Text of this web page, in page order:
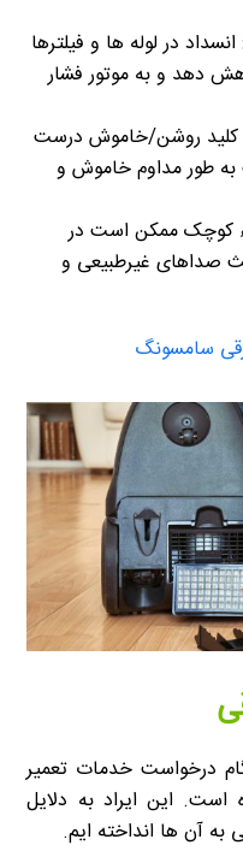
انسداد در لوله ها و فیلترها
دهد و به موتور فشار
کلید روشن/خاموش درست
به طور مداوم خاموش و
کوچک ممکن است در
صداهای غیرطبیعی و
سامسونگ
درخواست خدمات تعمیر
است. این ایراد به دلایل
آن ها انداخته ایم.